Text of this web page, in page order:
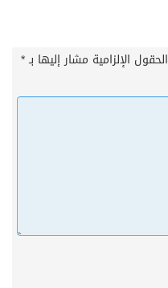
الحقول الإلزامية مشار إليها بـ*